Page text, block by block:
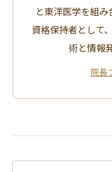
と東洋医学を組
資格保持者として
術と情報
院長